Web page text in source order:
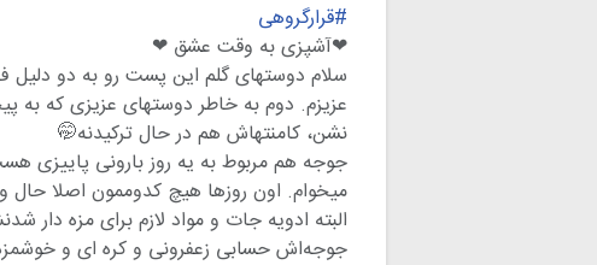
#قرارگروهی
❤آشپزی به وقت عشق ❤
سلام دوستهای گلم این پست رو به دو
عزیزم. دوم به خاطر دوستهای عزیزی که به
نشن، کامنتهاش هم در حال ترکیدنه🤭
جوجه هم مربوط به یه روز بارونی
میخوام. اون روزها هیچ کدوممون اصلا
البته ادویه جات و مواد لازم برای مزه دار
جوجه‌اش حسابی زعفرونی و کره ای و